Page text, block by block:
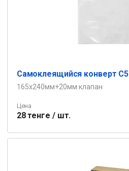
Самоклеящийся конверт С5
165х240мм+20мм клапан
Цена
28 тенге / шт.